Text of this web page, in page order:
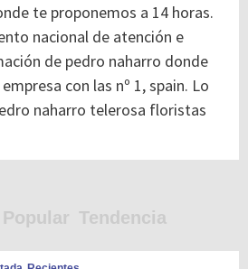
te proponemos a 14 horas.
nacional de atención e
de pedro naharro donde
con las nº 1, spain. Lo
naharro telerosa floristas
Popular Tendencia